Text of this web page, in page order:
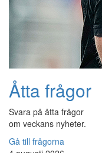
Åtta frågor
Svara på åtta frågor
om veckans nyheter.
Gå till frågorna